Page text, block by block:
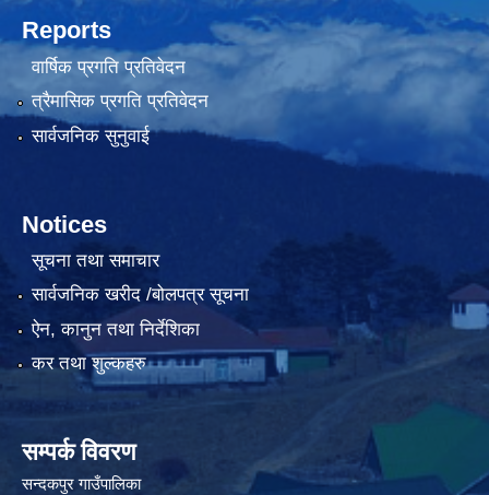
Reports
वार्षिक प्रगति प्रतिवेदन
त्रैमासिक प्रगति प्रतिवेदन
सार्वजनिक सुनुवाई
Notices
सूचना तथा समाचार
सार्वजनिक खरीद /बोलपत्र सूचना
ऐन, कानुन तथा निर्देशिका
कर तथा शुल्कहरु
सम्पर्क विवरण
सन्दकपुर गाउँपालिका